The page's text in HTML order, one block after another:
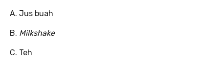
A. Jus buah
B. Milkshake
C. Teh